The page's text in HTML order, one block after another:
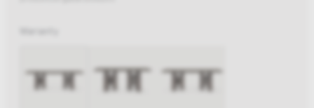
Warianty